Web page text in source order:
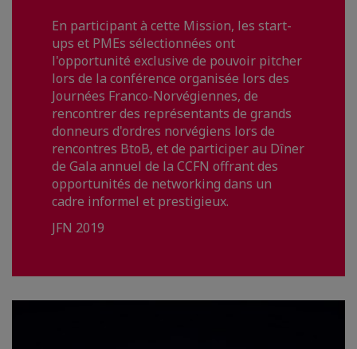
En participant à cette Mission, les start-
ups et PMEs sélectionnées ont
l'opportunité exclusive de pouvoir pitcher
lors de la conférence organisée lors des
Journées Franco-Norvégiennes, de
rencontrer des représentants de grands
donneurs d'ordres norvégiens lors de
rencontres BtoB, et de participer au Dîner
de Gala annuel de la CCFN offrant des
opportunités de networking dans un
cadre informel et prestigieux.
JFN 2019